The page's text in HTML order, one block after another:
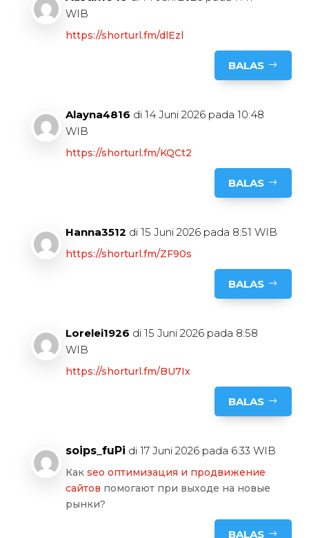
WIB
https://shorturl.fm/dlEzl
BALAS
Alayna4816 di 14 Juni 2026 pada 10:48
WIB
https://shorturl.fm/KQCt2
BALAS
Hanna3512 di 15 Juni 2026 pada 8:51 WIB
https://shorturl.fm/ZF90s
BALAS
Lorelei1926 di 15 Juni 2026 pada 8:58
WIB
https://shorturl.fm/BU7Ix
BALAS
soips_fuPi di 17 Juni 2026 pada 6:33 WIB
Как seo оптимизация и продвижение
сайтов помогают при выходе на новые
рынки?
BALAS